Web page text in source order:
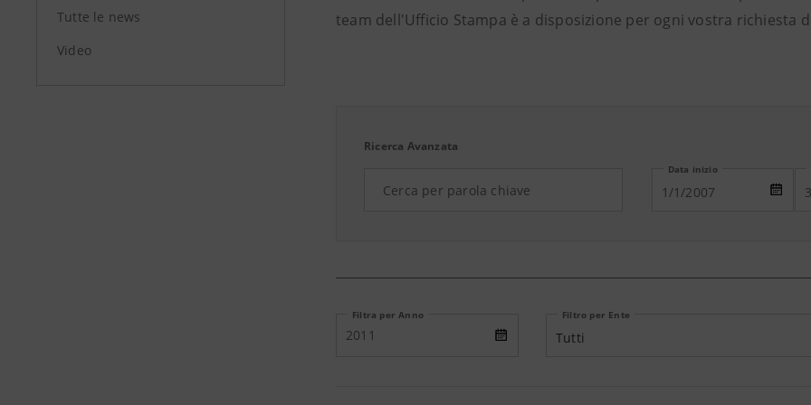
Tutte le news
Video
team dell'Ufficio Stampa è a disposizione per ogni vostra richiesta
Ricerca Avanzata
Data inizio
Filtra per Anno
2011
Filtro per Ente
Tutti